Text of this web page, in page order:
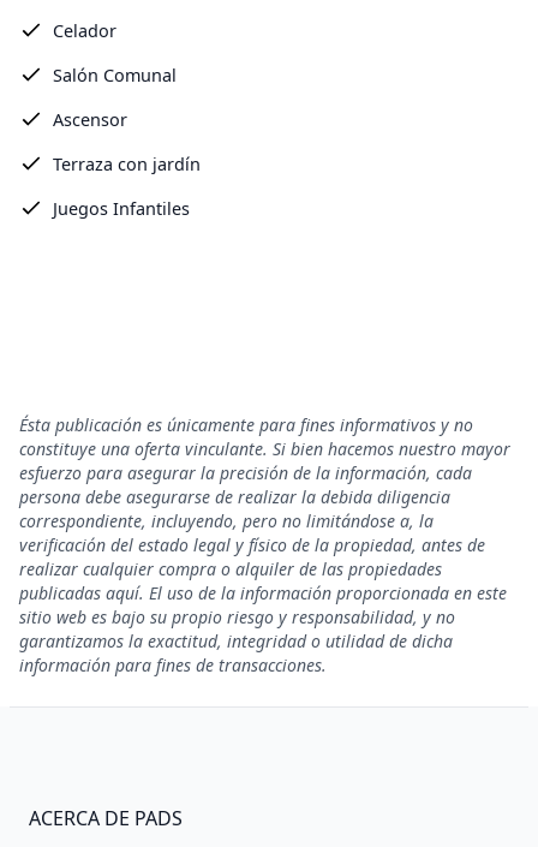
Celador
Salón Comunal
Ascensor
Terraza con jardín
Juegos Infantiles
Ésta publicación es únicamente para fines informativos y no
constituye una oferta vinculante. Si bien hacemos nuestro mayor
esfuerzo para asegurar la precisión de la información, cada
persona debe asegurarse de realizar la debida diligencia
correspondiente, incluyendo, pero no limitándose a, la
verificación del estado legal y físico de la propiedad, antes de
realizar cualquier compra o alquiler de las propiedades
publicadas aquí. El uso de la información proporcionada en este
sitio web es bajo su propio riesgo y responsabilidad, y no
garantizamos la exactitud, integridad o utilidad de dicha
información para fines de transacciones.
ACERCA DE PADS